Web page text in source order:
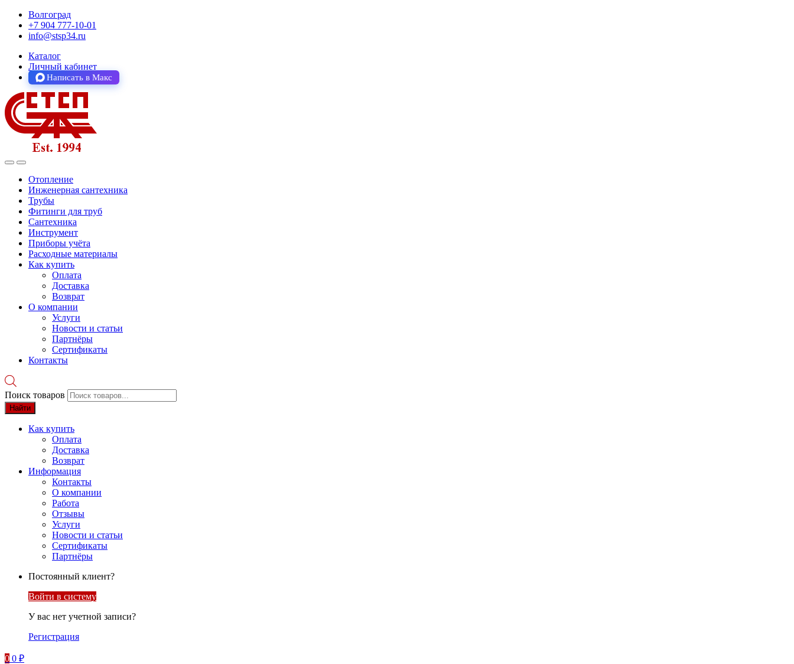
Волгоград
+7 904 777-10-01
info@stsp34.ru
Каталог
Личный кабинет
Написать в Макс
Отопление
Инженерная сантехника
Трубы
Фитинги для труб
Сантехника
Инструмент
Приборы учёта
Расходные материалы
Как купить
Оплата
Доставка
Возврат
О компании
Услуги
Новости и статьи
Партнёры
Сертификаты
Контакты
Поиск товаров
Найти
Как купить
Оплата
Доставка
Возврат
Информация
Контакты
О компании
Работа
Отзывы
Услуги
Новости и статьи
Сертификаты
Партнёры
Постоянный клиент?
Войти в систему
У вас нет учетной записи?
Регистрация
0 0 ₽